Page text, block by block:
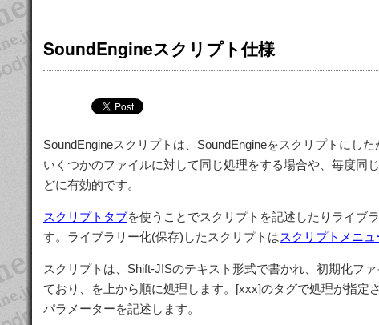
SoundEngineスクリプト仕様
SoundEngineスクリプトは、SoundEngineをスクリプトにした
いくつかのファイルに対して同じ処理をする場合や、毎度同
どに有効的です。
スクリプトタブを使うことでスクリプトを記述したりライブ
す。ライブラリー化(保存)したスクリプトはスクリプトメニュ
スクリプトは、Shift-JISのテキスト形式で書かれ、初期化フ
ており、を上から順に処理します。[xxx]のタグで処理が指定
パラメーターを記述します。